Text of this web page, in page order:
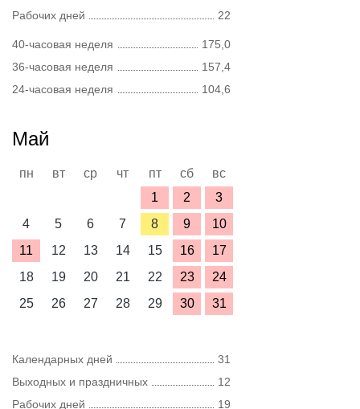
Рабочих дней
22
40-часовая неделя
175,0
36-часовая неделя
157,4
24-часовая неделя
104,6
Май
пн вт ср чт пт сб
вс
1
2
3
4
5 6 7 8 9
10
11
12 13 14 15 16
17
18
19 20 21 22 23
24
25
26 27 28 29 30 31
Календарных дней
31
Выходных и праздничных
12
Рабочих дней
19